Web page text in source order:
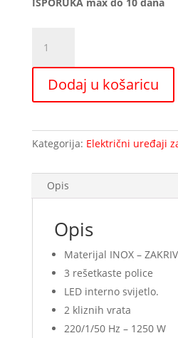
Snack
vitrina
model
9305
količina
Dodaj u košaricu
Kategorija: Električni uređaji
Opis
Opis
Materijal INOX –
3 rešetkaste police
LED interno svijetlo.
2 kliznih vrata
220/1/50 Hz – 1250 W